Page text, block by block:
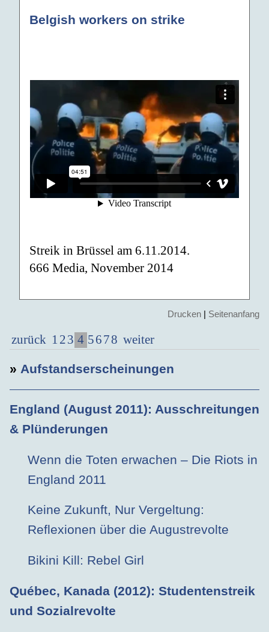
Belgish workers on strike
Streik in Brüssel am 6.11.2014.
666 Media, November 2014
Drucken | Seitenanfang
zurück 123 4 5678 weiter
» Aufstandserscheinungen
England (August 2011): Ausschreitungen
& Plünderungen
Wenn die Toten erwachen – Die Riots in
England 2011
Keine Zukunft, Nur Vergeltung:
Reflexionen über die Augustrevolte
Bikini Kill: Rebel Girl
Québec, Kanada (2012): Studentenstreik
und Sozialrevolte